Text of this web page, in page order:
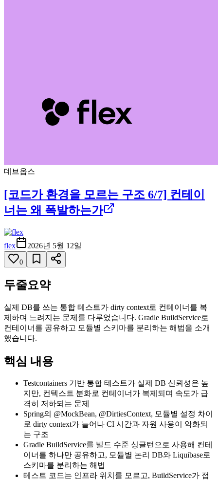
데브옵스
[코드가 환경을 모르는 구조 6/7] 컨테이
너는 왜 폭발하는가
flex 2026년 5월 12일
0
두줄요약
실제 DB를 쓰는 통합 테스트가 dirty context로 컨테이너를 복
제하며 느려지는 문제를 다루었습니다. Gradle BuildService로
컨테이너를 공유하고 모듈별 스키마를 분리하는 해법을 소개
했습니다.
핵심 내용
Testcontainers 기반 통합 테스트가 실제 DB 신뢰성은 높
지만, 컨텍스트 분화로 컨테이너가 복제되며 속도가 급
격히 저하되는 문제
Spring의 @MockBean, @DirtiesContext, 모듈별 설정 차이
로 dirty context가 늘어나 CI 시간과 자원 사용이 악화되
는 구조
Gradle BuildService를 빌드 수준 싱글턴으로 사용해 컨테
이너를 하나만 공유하고, 모듈별 논리 DB와 Liquibase로
스키마를 분리하는 해법
테스트 코드는 인프라 위치를 모르고, BuildService가 접